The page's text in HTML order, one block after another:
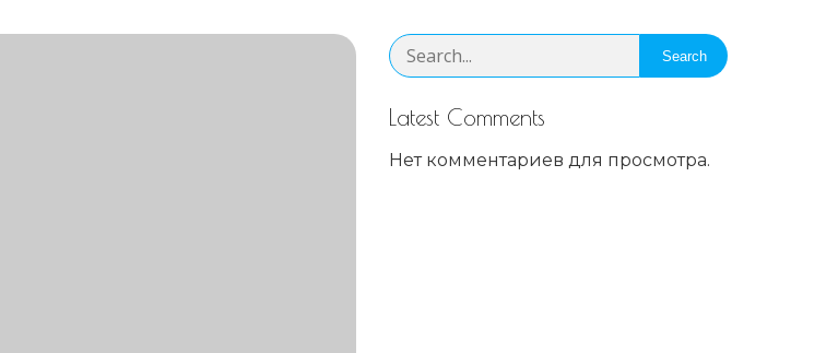
Search
Latest Comments
Нет комментариев для просмотра.